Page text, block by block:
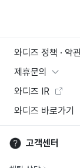
와디즈 정책 · 약
제휴문의
와디즈 IR
와디즈 바로가기
고객센터